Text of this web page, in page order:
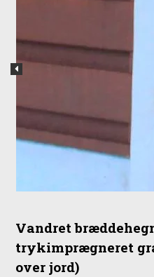
Vandret
trykimprægneret
over jord)